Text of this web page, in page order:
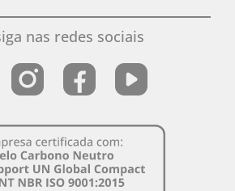
nas redes sociais